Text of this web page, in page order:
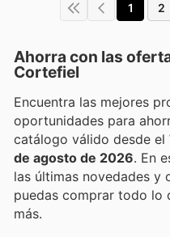
1 2
Ahorra con las
Cortefiel
Encuentra las mejores
oportunidades
catálogo válido desde el
de agosto de 2026 . En
las últimas novedades y
puedas comprar todo lo
más.